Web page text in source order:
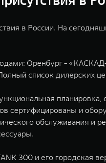
в России. На
Оренбург -
список дилерских
и
обслуживания и
300 и его городская